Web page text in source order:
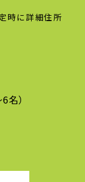
時に詳細住所
名）